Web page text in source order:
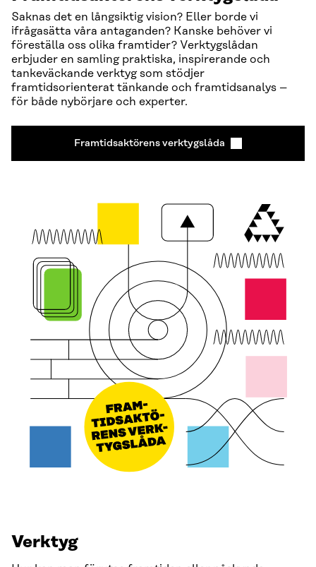
Saknas det en långsiktig vision? Eller borde vi
ifrågasätta våra antaganden? Kanske behöver vi
föreställa oss olika framtider? Verktygslådan
erbjuder en samling praktiska, inspirerande och
tankeväckande verktyg som stödjer
framtidsorienterat tänkande och framtidsanalys –
för både nybörjare och experter.
Framtids­aktörens verktygslåda
Verktyg